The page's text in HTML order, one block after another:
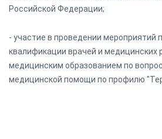
Российской Федерации;
- участие в проведении мероприятий
квалификации врачей и медицинских
медицинским образованием по
медицинской помощи по профилю